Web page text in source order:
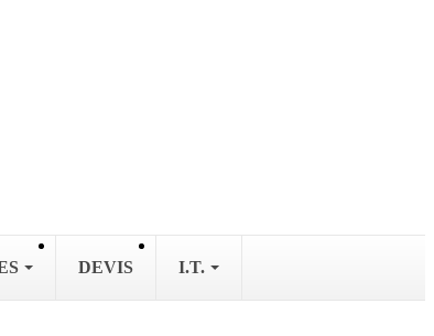
DEVIS I.T.